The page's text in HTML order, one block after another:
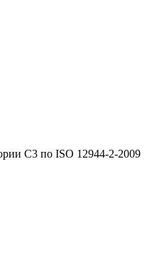
C3 по ISO 12944-2-2009